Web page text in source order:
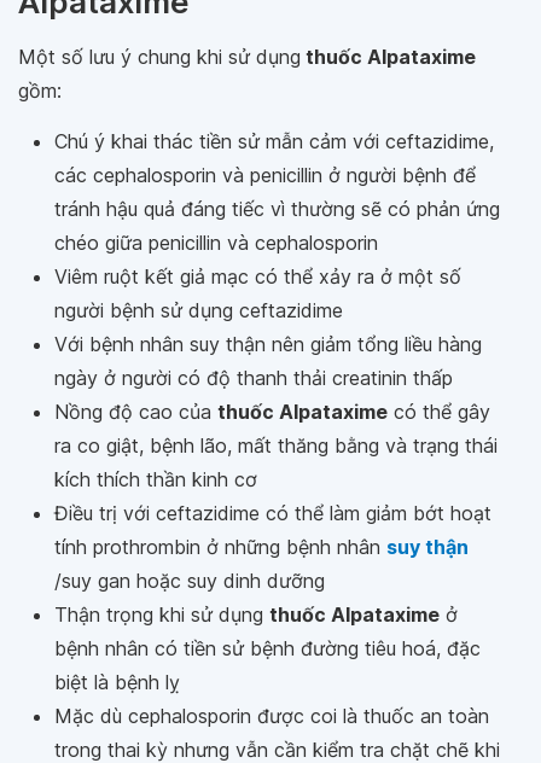
Một số lưu ý chung khi sử dụng thuốc Alpataxime
gồm:
Chú ý khai thác tiền sử mẫn cảm với ceftazidime,
các cephalosporin và penicillin ở người bệnh để
tránh hậu quả đáng tiếc vì thường sẽ có phản ứng
chéo giữa penicillin và cephalosporin
Viêm ruột kết giả mạc có thể xảy ra ở một số
người bệnh sử dụng ceftazidime
Với bệnh nhân suy thận nên giảm tổng liều hàng
ngày ở người có độ thanh thải creatinin thấp
Nồng độ cao của thuốc Alpataxime có thể gây
ra co giật, bệnh lão, mất thăng bằng và trạng thái
kích thích thần kinh cơ
Điều trị với ceftazidime có thể làm giảm bớt hoạt
tính prothrombin ở những bệnh nhân suy thận
/suy gan hoặc suy dinh dưỡng
Thận trọng khi sử dụng thuốc Alpataxime ở
bệnh nhân có tiền sử bệnh đường tiêu hoá, đặc
biệt là bệnh lỵ
Mặc dù cephalosporin được coi là thuốc an toàn
trong thai kỳ nhưng vẫn cần kiểm tra chặt chẽ khi